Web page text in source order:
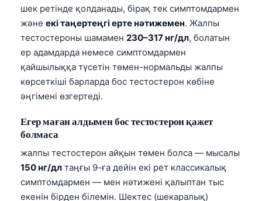
шек ретінде қолданады, бірақ тек симптомдармен
және екі таңертеңгі ерте нәтижемен. Жалпы
тестостероны шамамен 230–317 нг/дл, болатын
ер адамдарда немесе симптомдармен
қайшылыққа түсетін төмен-нормальды жалпы
көрсеткіші барларда бос тестостерон көбіне
әңгімені өзгертеді.
Егер маған алдымен бос тестостерон қажет
болмаса
жалпы тестостерон айқын төмен болса — мысалы
150 нг/дл таңғы 9-ға дейін екі рет классикалық
симптомдармен — мен нәтижені қалыптан тыс
екенін бірден білемін. Шектес (шекаралық)